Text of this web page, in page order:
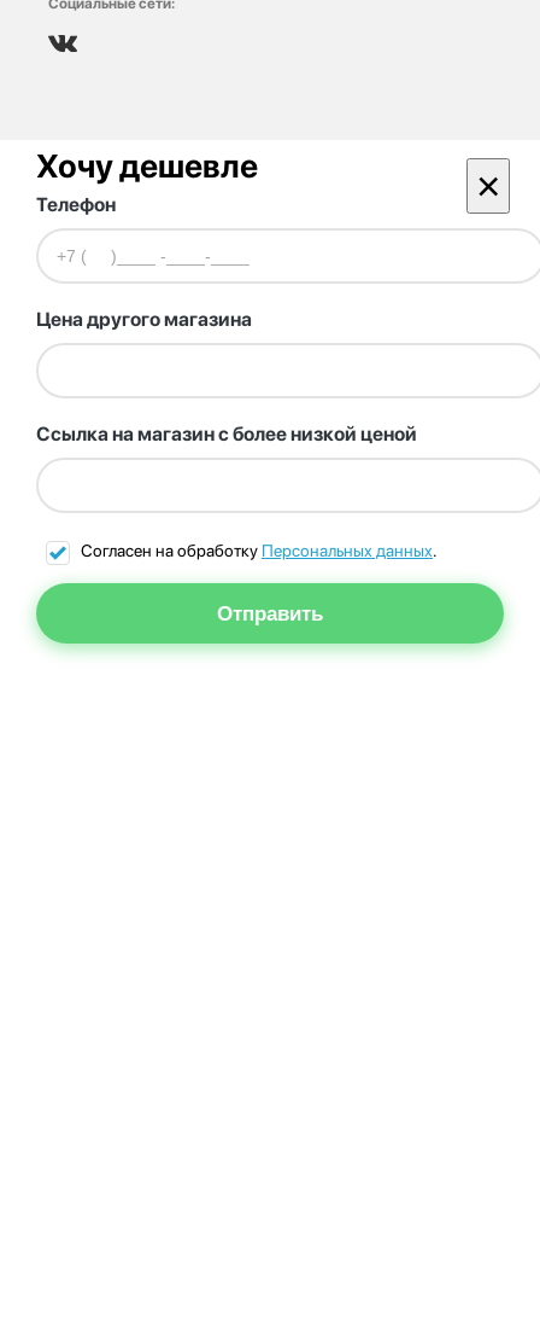
Социальные сети:
Хочу дешевле ×
Телефон
Цена другого магазина
Ссылка на магазин с более низкой ценой
Согласен на обработку Персональных данных.
Отправить